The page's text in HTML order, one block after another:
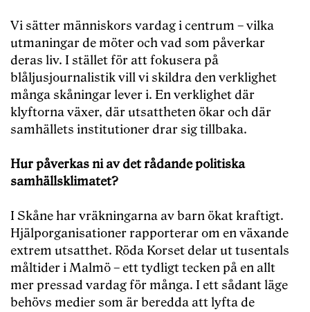
Vi sätter människors vardag i centrum – vilka
utmaningar de möter och vad som påverkar
deras liv. I stället för att fokusera på
blåljusjournalistik vill vi skildra den verklighet
många skåningar lever i. En verklighet där
klyftorna växer, där utsattheten ökar och där
samhällets institutioner drar sig tillbaka.
Hur påverkas ni av det rådande politiska
samhällsklimatet?
I Skåne har vräkningarna av barn ökat kraftigt.
Hjälporganisationer rapporterar om en växande
extrem utsatthet. Röda Korset delar ut tusentals
måltider i Malmö – ett tydligt tecken på en allt
mer pressad vardag för många. I ett sådant läge
behövs medier som är beredda att lyfta de